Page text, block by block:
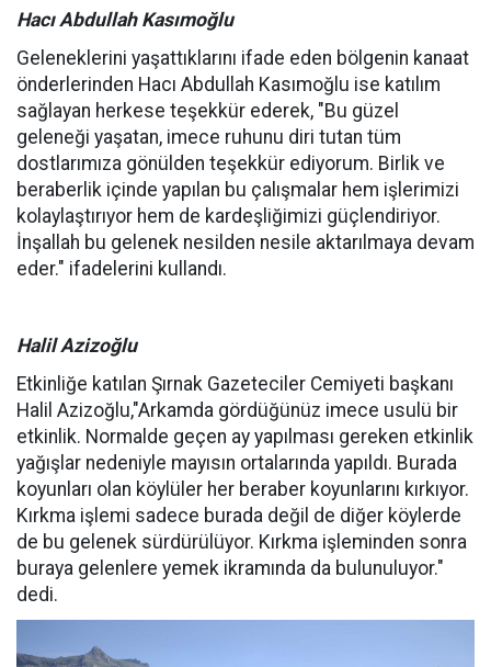
Hacı Abdullah Kasımoğlu
Geleneklerini yaşattıklarını ifade eden bölgenin kanaat
önderlerinden Hacı Abdullah Kasımoğlu ise katılım
sağlayan herkese teşekkür ederek, "Bu güzel
geleneği yaşatan, imece ruhunu diri tutan tüm
dostlarımıza gönülden teşekkür ediyorum. Birlik ve
beraberlik içinde yapılan bu çalışmalar hem işlerimizi
kolaylaştırıyor hem de kardeşliğimizi güçlendiriyor.
İnşallah bu gelenek nesilden nesile aktarılmaya devam
eder." ifadelerini kullandı.
Halil Azizoğlu
Etkinliğe katılan Şırnak Gazeteciler Cemiyeti başkanı
Halil Azizoğlu,"Arkamda gördüğünüz imece usulü bir
etkinlik. Normalde geçen ay yapılması gereken etkinlik
yağışlar nedeniyle mayısın ortalarında yapıldı. Burada
koyunları olan köylüler her beraber koyunlarını kırkıyor.
Kırkma işlemi sadece burada değil de diğer köylerde
de bu gelenek sürdürülüyor. Kırkma işleminden sonra
buraya gelenlere yemek ikramında da bulunuluyor."
dedi.